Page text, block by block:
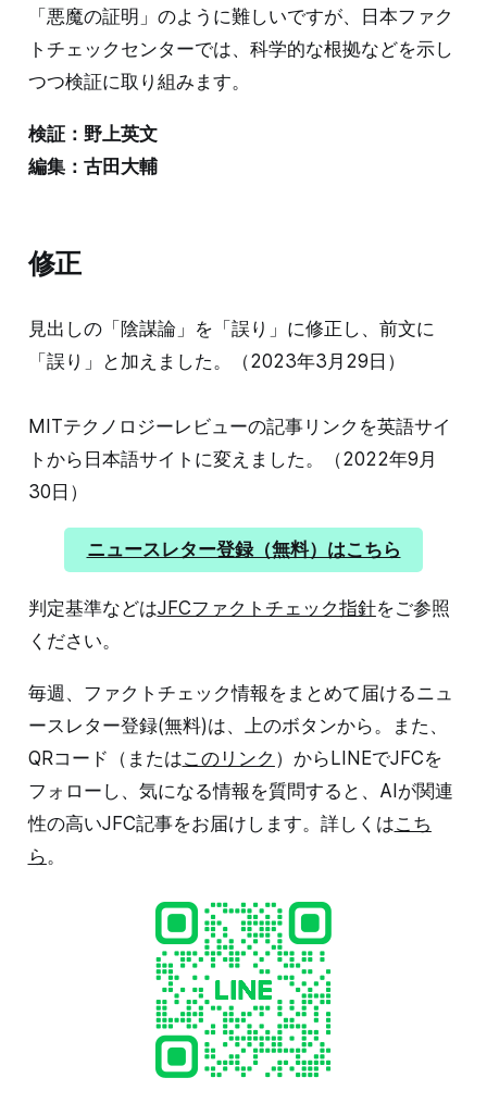
「悪魔の証明」のように難しいですが、日本ファク
トチェックセンターでは、科学的な根拠などを示し
つつ検証に取り組みます。
検証：野上英文
編集：古田大輔
修正
見出しの「陰謀論」を「誤り」に修正し、前文に
「誤り」と加えました。（2023年3月29日）
MITテクノロジーレビューの記事リンクを英語サイ
トから日本語サイトに変えました。（2022年9月
30日）
ニュースレター登録（無料）はこちら
判定基準などはJFCファクトチェック指針をご参照
ください。
毎週、ファクトチェック情報をまとめて届けるニュ
ースレター登録(無料)は、上のボタンから。また、
QRコード（またはこのリンク ）からLINEでJFCを
フォローし、気になる情報を質問すると、AIが関連
性の高いJFC記事をお届けします。詳しくはこち
ら 。